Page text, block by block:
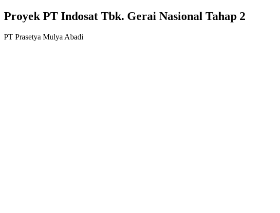
Proyek PT Indosat Tbk. Gerai Nasional Tahap 2
PT Prasetya Mulya Abadi